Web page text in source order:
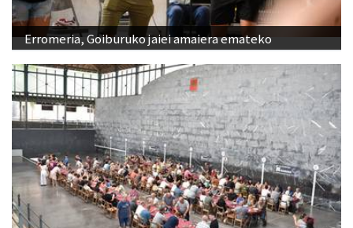
Erromeria, Goiburuko jaiei amaiera emateko